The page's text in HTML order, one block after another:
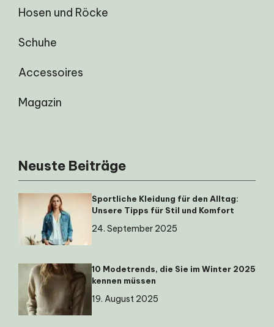
Hosen und Röcke
Schuhe
Accessoires
Magazin
Neuste Beiträge
Sportliche Kleidung für den Alltag:
Unsere Tipps für Stil und Komfort
24. September 2025
10 Modetrends, die Sie im Winter 2025
kennen müssen
19. August 2025